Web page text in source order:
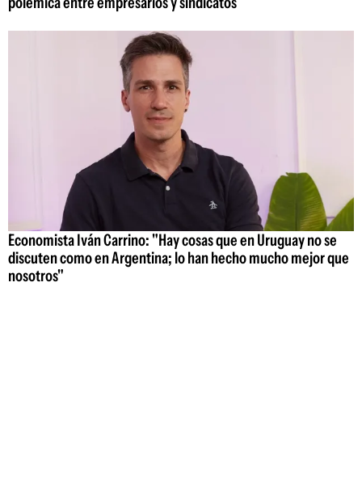
Economista Iván Carrino: "Hay cosas que en Uruguay no se
discuten como en Argentina; lo han hecho mucho mejor que
nosotros"